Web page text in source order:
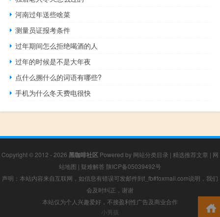
河南过年送些啥菜
测量员证报考条件
过年期间怎么拒绝喝酒的人
过年的时候是不是大年夜
点什么搠什么的词语有哪些?
手机为什么冬天费电很快
Copyright © 2012 - 2026 黑咖啡社区 Powered by 网站分类目录 | 精选推荐文章 | 网
站地图 | 疑难解答 陕ICP备05039492号
声明：本站内容来自互联网，如信息有错误可发邮件到f_fb#foxmail.com说明，我们
会及时纠正，谢谢
本站仅为个人兴趣爱好，不接盈利性广告及商业合作
小男孩